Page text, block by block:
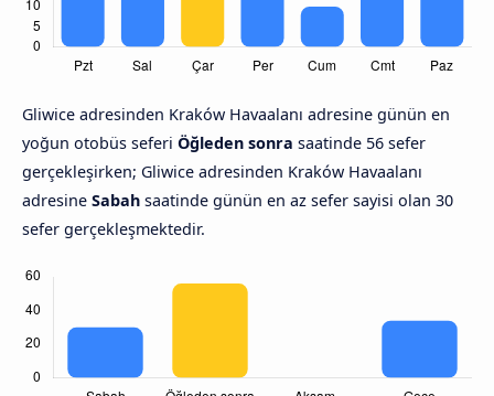
Gliwice adresinden Kraków Havaalanı adresine günün en
yoğun otobüs seferi Öğleden sonra saatinde 56 sefer
gerçekleşirken; Gliwice adresinden Kraków Havaalanı
adresine Sabah saatinde günün en az sefer sayisi olan 30
sefer gerçekleşmektedir.